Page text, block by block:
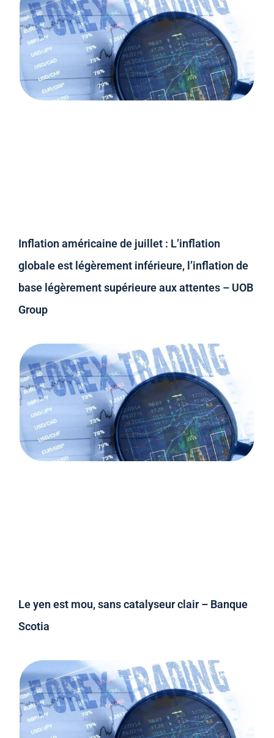
Inflation américaine de juillet : L’inflation
globale est légèrement inférieure, l’inflation de
base légèrement supérieure aux attentes – UOB
Group
Le yen est mou, sans catalyseur clair – Banque
Scotia